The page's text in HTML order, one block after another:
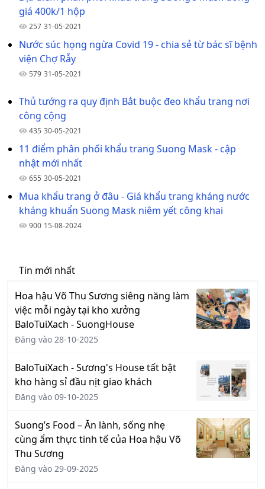
giá 400k/1 hộp
257 31-05-2021
Nước súc họng ngừa Covid 19 - chia sẻ từ bác sĩ bệnh
viện Chợ Rẫy
579 31-05-2021
Thủ tướng ra quy định Bắt buộc đeo khẩu trang nơi
công cộng
435 30-05-2021
11 điểm phân phối khẩu trang Suong Mask - cập
nhật mới nhất
655 30-05-2021
Mua khẩu trang ở đâu - Giá khẩu trang kháng nước
kháng khuẩn Suong Mask niêm yết công khai
900 15-08-2024
Tin mới nhất
Hoa hậu Võ Thu Sương siêng năng làm
việc mỗi ngày tại kho xưởng
BaloTuiXach - SuongHouse
Đăng vào 28-10-2025
BaloTuiXach - Sương's House tất bật
kho hàng sỉ đầu nịt giao khách
Đăng vào 09-10-2025
Suong’s Food – Ăn lành, sống nhẹ
cùng ẩm thực tinh tế của Hoa hậu Võ
Thu Sương
Đăng vào 29-09-2025